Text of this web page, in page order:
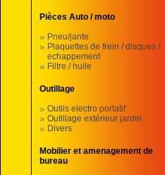
Pièces Auto / moto
Pneu/jante
Plaquettes de frein / disques /
echappement
Filtre / huile
Outillage
Outils electro portatif
Outillage extérieur jardin
Divers
Mobilier et amenagement de
bureau